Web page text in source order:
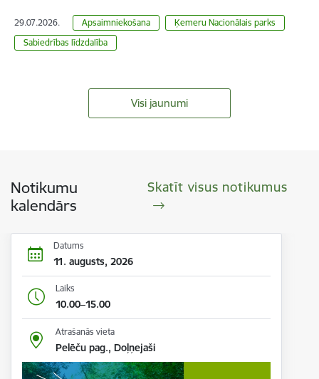
29.07.2026. Apsaimniekošana
Ķemeru Nacionālais parks
Sabiedrības līdzdalība
Visi jaunumi
Notikumu
kalendārs
Skatīt visus notikumus
Datums
11. augusts, 2026
Laiks
10.00–15.00
Atrašanās vieta
Pelēču pag., Doļņejaši